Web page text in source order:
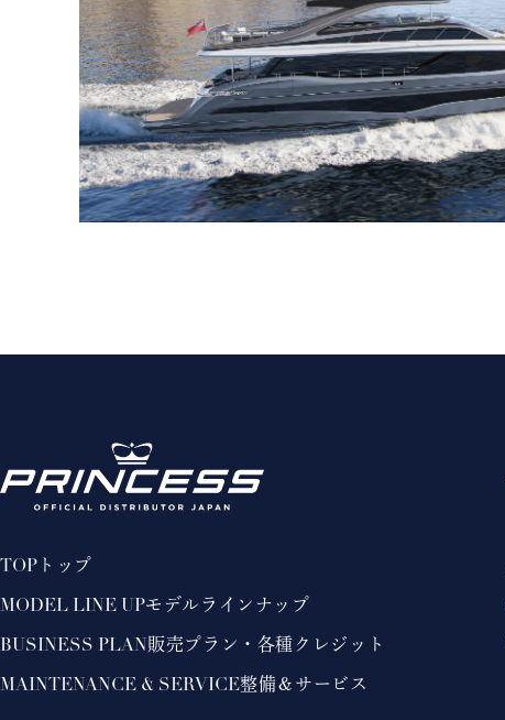
TOP トップ
MODEL LINE UPモデルラインナップ
BUSINESS PLAN販売プラン・各種クレジット
MAINTENANCE & SERVICE整備＆サービス